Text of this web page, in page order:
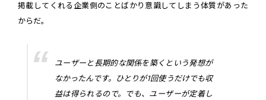
掲載してくれる企業側のことばかり意識してしまう体質があった
からだ。
ユーザーと長期的な関係を築くという発想が
なかったんです。ひとりが1回使うだけでも収
益は得られるので。でも、ユーザーが定着し